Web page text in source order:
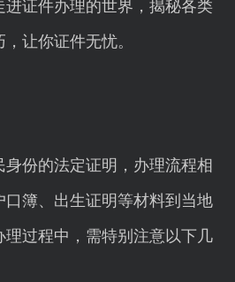
进证件办理的世界，揭秘各类
让你证件无忧。
份的法定证明，办理流程相
簿、出生证明等材料到当地
过程中，需特别注意以下几